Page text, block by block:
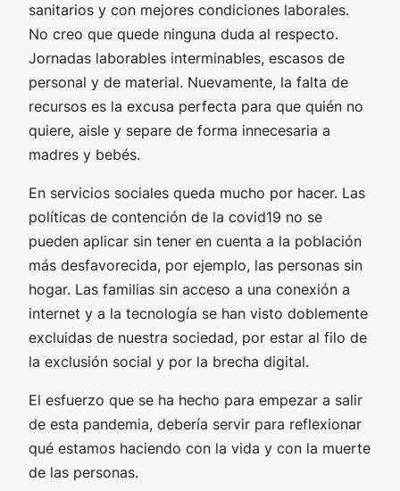
sanitarios y con mejores condiciones laborales.
No creo que quede ninguna duda al respecto.
Jornadas laborables interminables, escasos de
personal y de material. Nuevamente, la falta de
recursos es la excusa perfecta para que quién no
quiere, aisle y separe de forma innecesaria a
madres y bebés.
En servicios sociales queda mucho por hacer. Las
políticas de contención de la covid19 no se
pueden aplicar sin tener en cuenta a la población
más desfavorecida, por ejemplo, las personas sin
hogar. Las familias sin acceso a una conexión a
internet y a la tecnología se han visto doblemente
excluidas de nuestra sociedad, por estar al filo de
la exclusión social y por la brecha digital.
El esfuerzo que se ha hecho para empezar a salir
de esta pandemia, debería servir para reflexionar
qué estamos haciendo con la vida y con la muerte
de las personas.